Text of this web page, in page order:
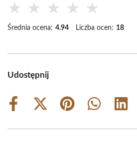
★ ★ ★ ★ ★
Średnia ocena: 4.94 Liczba ocen: 18
Udostępnij
Share
Share
(Twitter)
Share
Share
Share